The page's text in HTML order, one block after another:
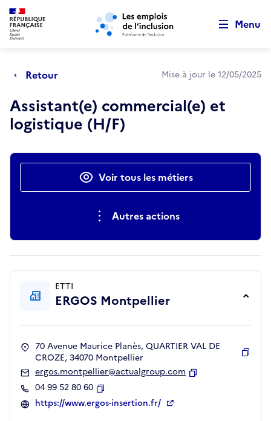
Aller au menu principal Aller au contenu principal
Menu
Retour Mise à jour le 12/05/2025
Assistant(e) commercial(e) et
logistique (H/F)
Actions rapidesVoir tous les métiers
Autres actions
ETTI
ERGOS Montpellier
70 Avenue Maurice Planès, QUARTIER VAL DE
CROZE, 34070 Montpellier
ergos.montpellier@actualgroup.com
04 99 52 80 60
Copier
https://www.ergos-insertion.fr/
Retour au début de la page
Panneau de gestion des cookies